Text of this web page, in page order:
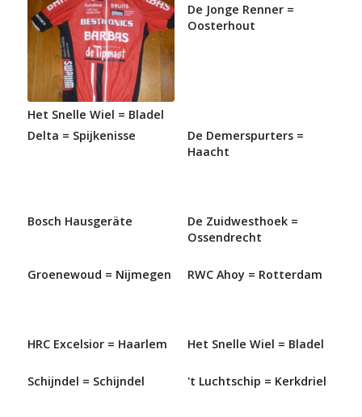
Het Snelle Wiel = Bladel
De Jonge Renner =
Oosterhout
Delta = Spijkenisse
De Demerspurters =
Haacht
Bosch Hausgeräte
De Zuidwesthoek =
Ossendrecht
Groenewoud = Nijmegen RWC Ahoy = Rotterdam
HRC Excelsior = Haarlem Het Snelle Wiel = Bladel
Schijndel = Schijndel 't Luchtschip = Kerkdriel